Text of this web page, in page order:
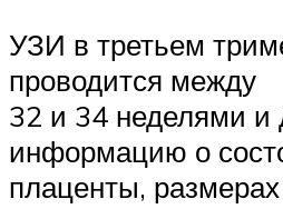
УЗИ в третьем
проводится между
32 и 34 неделями и
информацию о
плаценты,